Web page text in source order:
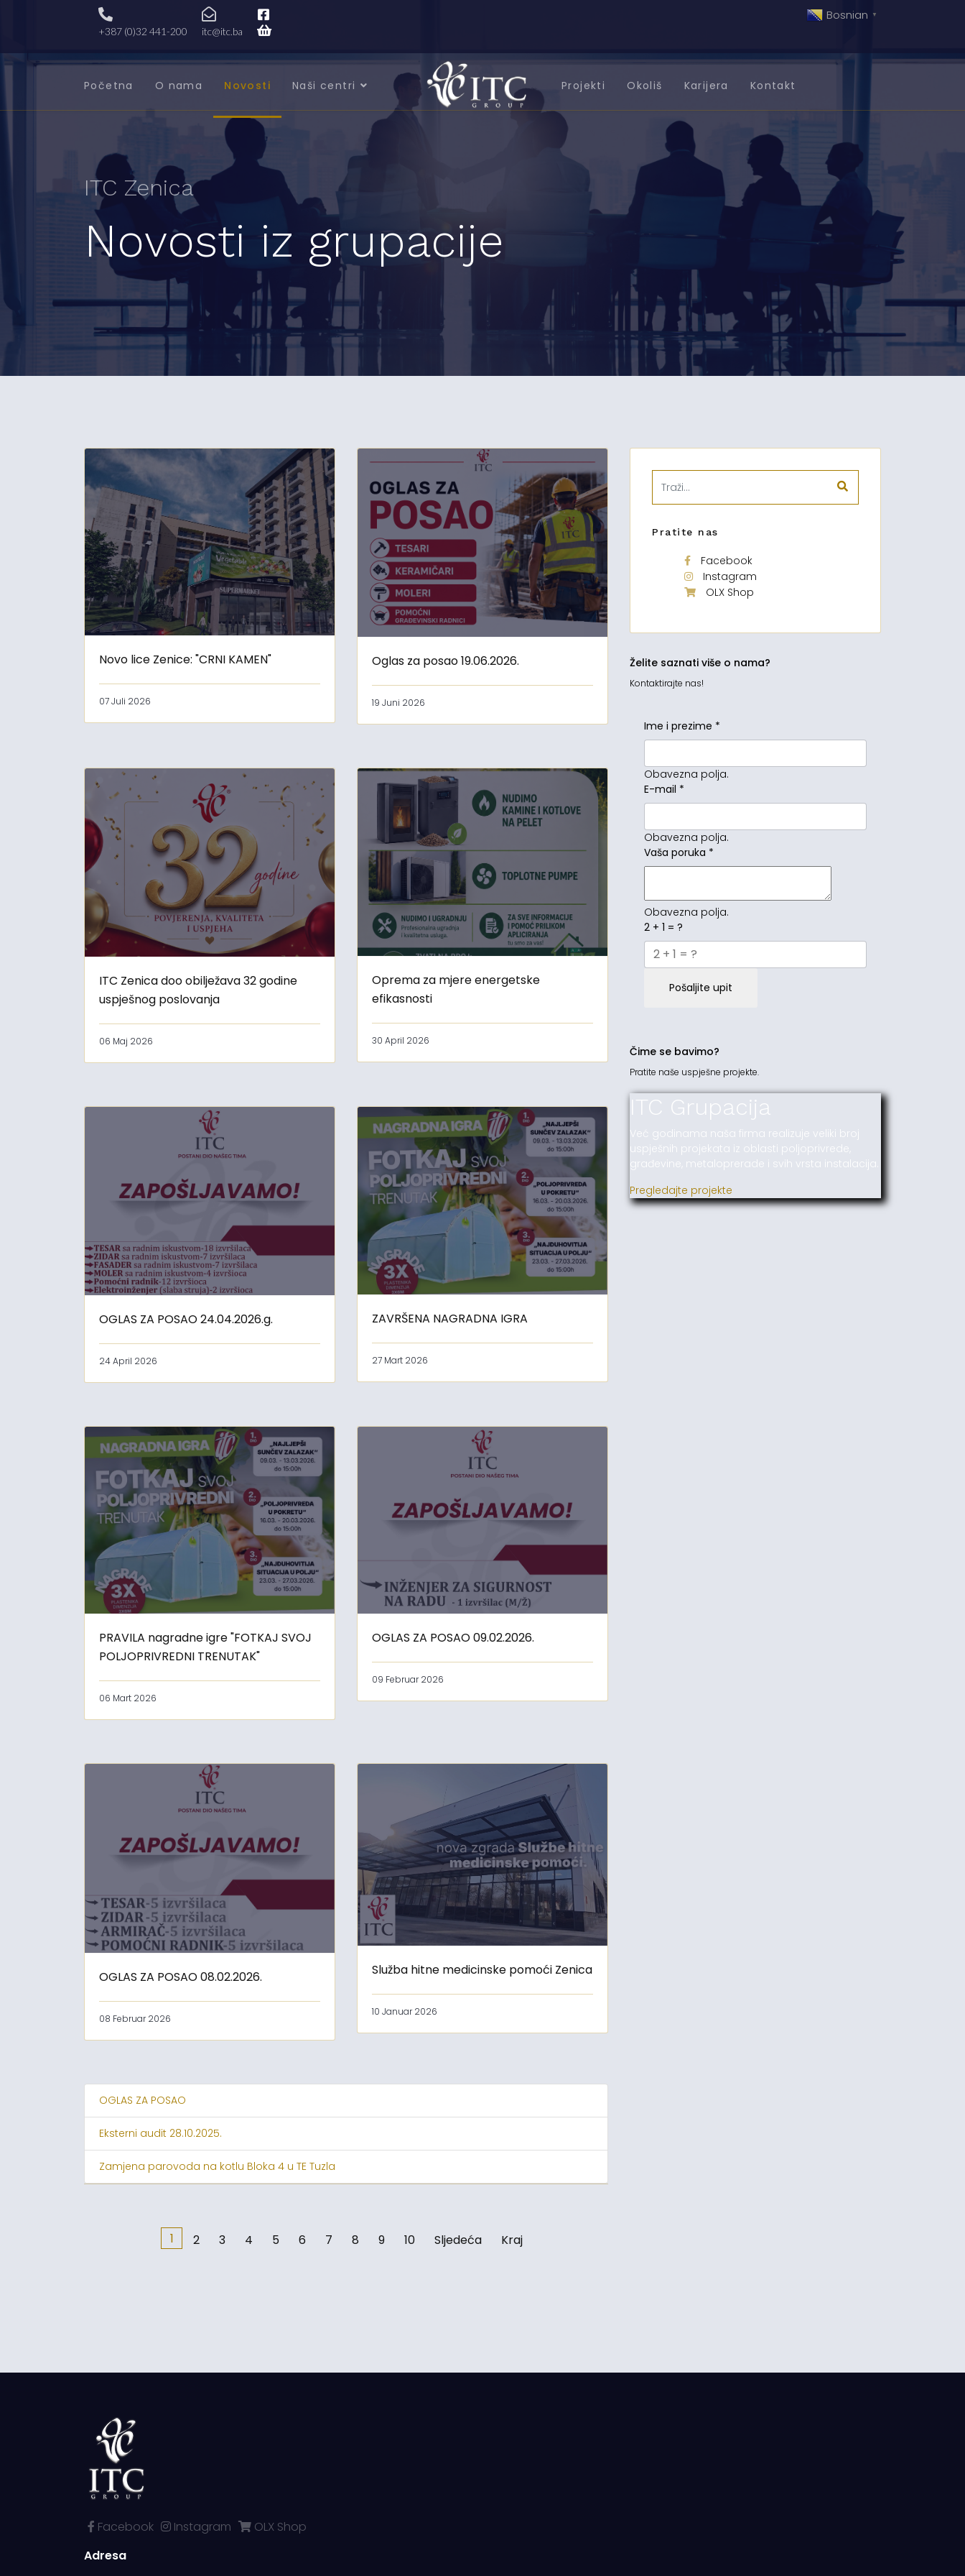
+387 (0)32 441-200 itc@itc.ba
Bosnian ▼
Početna O nama Novosti Naši centri Projekti Okoliš Karijera Kontakt
ITC Zenica
Novosti iz grupacije
Novo lice Zenice: "CRNI KAMEN"
07 Juli 2026
Oglas za posao 19.06.2026.
19 Juni 2026
ITC Zenica doo obilježava 32 godine
uspješnog poslovanja
06 Maj 2026
Oprema za mjere energetske
efikasnosti
30 April 2026
OGLAS ZA POSAO 24.04.2026.g.
24 April 2026
ZAVRŠENA NAGRADNA IGRA
27 Mart 2026
PRAVILA nagradne igre "FOTKAJ SVOJ
POLJOPRIVREDNI TRENUTAK"
06 Mart 2026
OGLAS ZA POSAO 09.02.2026.
09 Februar 2026
OGLAS ZA POSAO 08.02.2026.
08 Februar 2026
Služba hitne medicinske pomoći Zenica
10 Januar 2026
OGLAS ZA POSAO
Eksterni audit 28.10.2025.
Zamjena parovoda na kotlu Bloka 4 u TE Tuzla
1 2 3 4 5 6 7 8 9 10 Sljedeća Kraj
Pratite nas
Facebook
Instagram
OLX Shop
Želite saznati više o nama?
Kontaktirajte nas!
Ime i prezime *
Obavezna polja.
E-mail *
Obavezna polja.
Vaša poruka *
Obavezna polja.
2 + 1 = ?
Pošaljite upit
Čime se bavimo?
Pratite naše uspješne projekte.
ITC Grupacija
Već godinama naša firma realizuje veliki broj
uspješnih projekata iz oblasti poljoprivrede,
građevine, metaloprerade i svih vrsta instalacija.
Pregledajte projekte
Facebook Instagram
OLX Shop
Adresa